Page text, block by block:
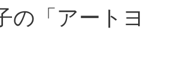
の「アートヨ